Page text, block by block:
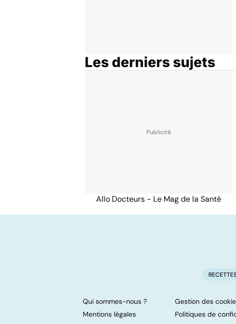
Les derniers sujets
Allo Docteurs - Le Mag de la Santé
Qui sommes-nous ?
Gestion des
Mentions légales
Politiques de